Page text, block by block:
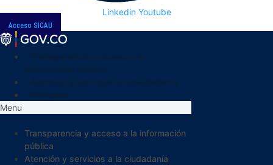
Linkedin Youtube
Acceso SICAU
Menu
Transparencia y acceso a la información
pública
Atención y servicios a la ciudadanía